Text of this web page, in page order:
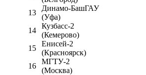
13
Динамо-БашГАУ
(Уфа)
14
Кузбасс-2
(Кемерово)
15
Енисей-2
(Красноярск)
16
МГТУ-2
(Москва)